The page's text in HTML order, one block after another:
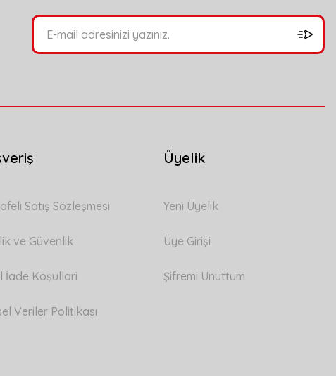
Satış Sözleşmesi
ve Güvenlik
İade Koşullari
Veriler Politikası
Üyelik
Yeni Üyelik
Üye Girişi
Şifremi Unuttum